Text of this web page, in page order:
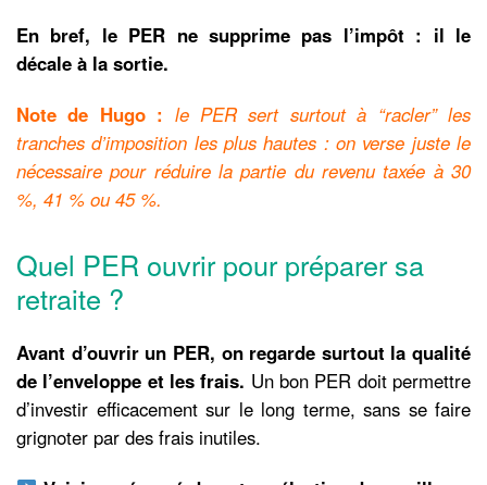
En bref, le PER ne supprime pas l’impôt : il le
décale à la sortie.
Note de Hugo : le PER sert surtout à “racler” les
tranches d’imposition les plus hautes : on verse juste le
nécessaire pour réduire la partie du revenu taxée à 30
%, 41 % ou 45 %.
Quel PER ouvrir pour préparer sa
retraite ?
Avant d’ouvrir un PER, on regarde surtout la qualité
de l’enveloppe et les frais. Un bon PER doit permettre
d’investir efficacement sur le long terme, sans se faire
grignoter par des frais inutiles.